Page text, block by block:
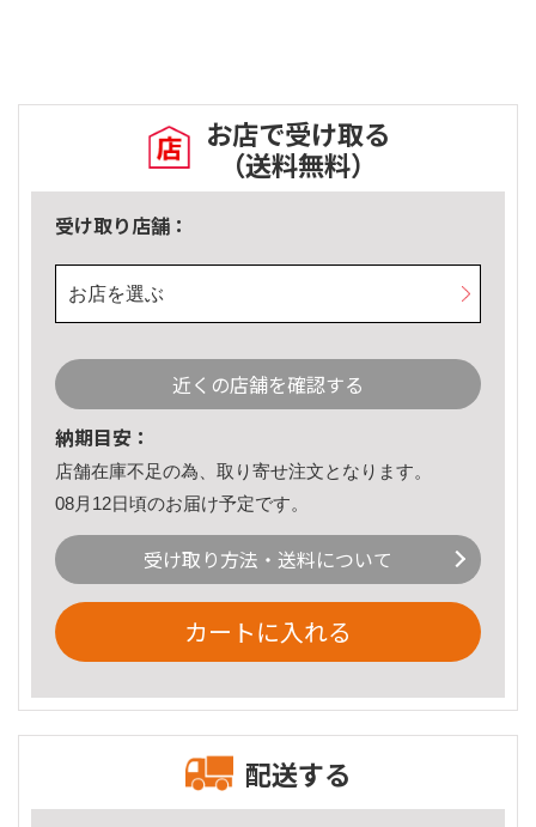
お店で受け取る
（送料無料）
受け取り店舗：
お店を選ぶ
近くの店舗を確認する
納期目安：
店舗在庫不足の為、取り寄せ注文となります。
08月12日頃のお届け予定です。
受け取り方法・送料について
カートに入れる
配送する